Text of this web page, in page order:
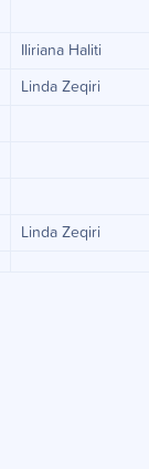
Iliriana Haliti
Linda Zeqiri
Linda Zeqiri